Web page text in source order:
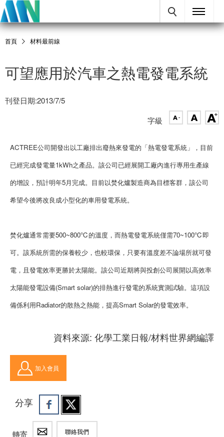
首頁 材料最前線
可望應用於汽車之熱電發電系統
刊登日期:2013/7/5
字級
ACTREE公司開發出以工廠排出廢熱來發電的「熱電發電系統」，目前
已經完成發電量1kWh之產品。該公司已經展開工廠內進行專用生產線
的增設，預計明年5月完成。目前以焚化爐製造商為目標客群，該公司
希望今後將改良成小型化的車用發電系統。
焚化爐通常需要500~800℃的溫度，而熱電發電系統僅需70~100℃即
可。該系統所需的保養較少，也較環保，只要有溫度差不論場所就可發
電，且發電效率更勝於太陽能。該公司近期將與投創公司展開以高效率
太陽能發電設備(Smart solar)的排熱進行發電的系統實測試驗。這項設
備係利用Radiator的散熱之熱能，提高Smart Solar的發電效率。
資料來源: 化學工業日報/材料世界網編譯
加入會員
分享
轉寄 聯絡我們